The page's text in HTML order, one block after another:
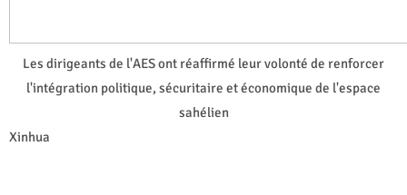
Les dirigeants de l'AES ont réaffirmé leur volonté de renforcer
l'intégration politique, sécuritaire et économique de l'espace
sahélien
Xinhua